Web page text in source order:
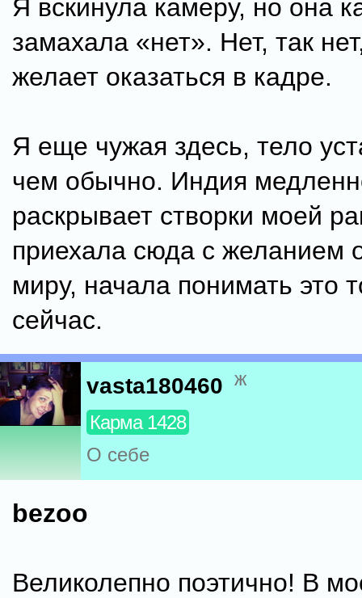
Я вскинула камеру, но она
замахала «нет». Нет, так
желает оказаться в кадре.
Я еще чужая здесь, тело
чем обычно. Индия
раскрывает створки моей
приехала сюда с желанием
миру, начала понимать это
сейчас.
vasta180460 ж
Карма 1428
О себе
bezoo
Великолепно поэтично! В